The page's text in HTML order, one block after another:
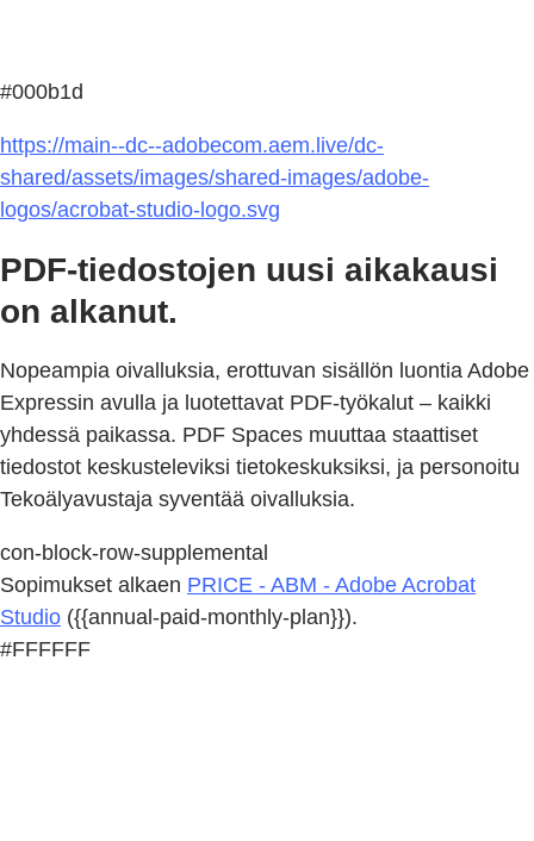
#000b1d
https://main--dc--adobecom.aem.live/dc-
shared/assets/images/shared-images/adobe-
logos/acrobat-studio-logo.svg
PDF-tiedostojen uusi aikakausi
on alkanut.
Nopeampia oivalluksia, erottuvan sisällön luontia Adobe
Expressin avulla ja luotettavat PDF-työkalut – kaikki
yhdessä paikassa. PDF Spaces muuttaa staattiset
tiedostot keskusteleviksi tietokeskuksiksi, ja personoitu
Tekoälyavustaja syventää oivalluksia.
con-block-row-supplemental
Sopimukset alkaen PRICE - ABM - Adobe Acrobat
Studio ({{annual-paid-monthly-plan}}).
#FFFFFF